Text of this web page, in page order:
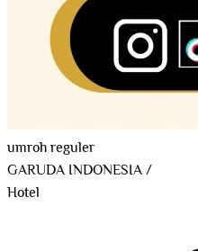
umroh reguler
GARUDA INDONESIA/
Hotel